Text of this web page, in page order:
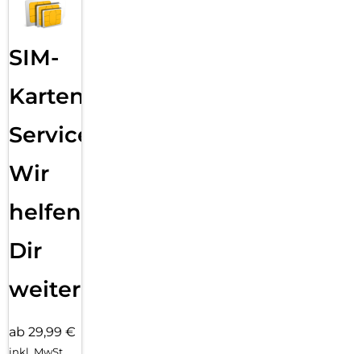
SIM-
Karten
Service:
Wir
helfen
Dir
weiter
ab 29,99 €
inkl. MwSt.